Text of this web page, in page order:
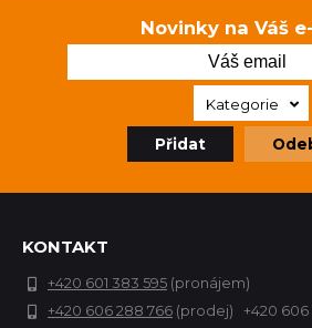
Novinky na Váš
Kategorie
Přidat
KONTAKT
+420 601 383 595 (pronájem)
+420 606 288 766 (prodej) +420 606